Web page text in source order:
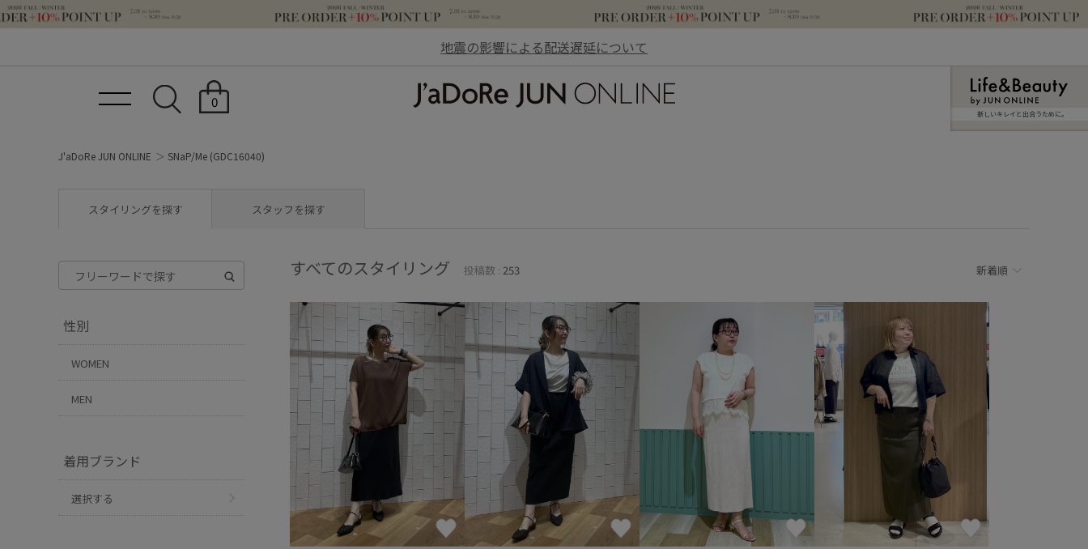
地震の影響による配送遅延について
0
新しいキレイと出合うために。
J'aDoRe JUN ONLINE SNaP/Me (GDC16040)
スタイリングを探す スタッフを探す
性別
WOMEN
MEN
着用ブランド
選択する
すべてのスタイリング 投稿数 : 253 新着順